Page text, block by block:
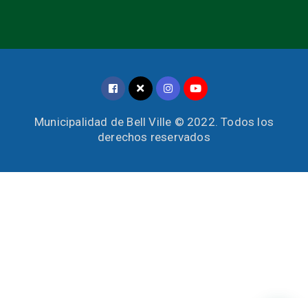
Municipalidad de Bell Ville © 2022. Todos los
derechos reservados